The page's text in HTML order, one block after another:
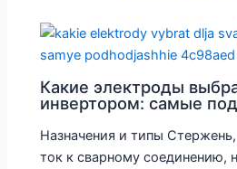
Какие электроды
инвертором: самые
Назначения и типы
ток к сварному соединению,